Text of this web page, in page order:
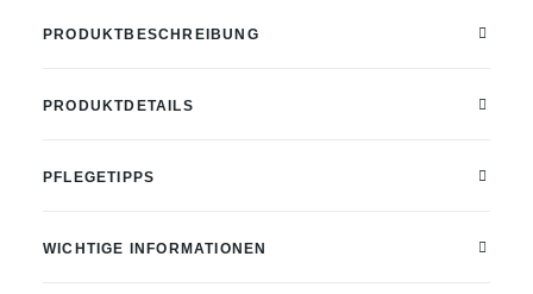
PRODUKTBESCHREIBUNG
PRODUKTDETAILS
PFLEGETIPPS
WICHTIGE INFORMATIONEN